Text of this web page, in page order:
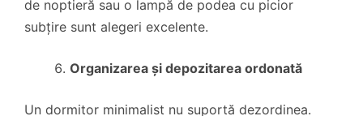
de noptieră sau o lampă de podea cu picior
subțire sunt alegeri excelente.
Organizarea și depozitarea ordonată
Un dormitor minimalist nu suportă dezordinea.